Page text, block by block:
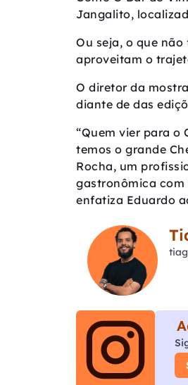
Jangalito,
Ou seja, o que
aproveitam o
O diretor da
diante de das
“Quem vier para o
temos o grande
Rocha, um
gastronômica com
enfatiza Eduardo